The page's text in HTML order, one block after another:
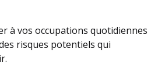
à vos occupations quotidiennes
risques potentiels qui